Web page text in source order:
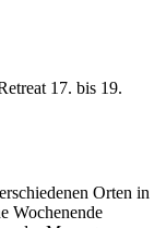
Orten in
Wochenende